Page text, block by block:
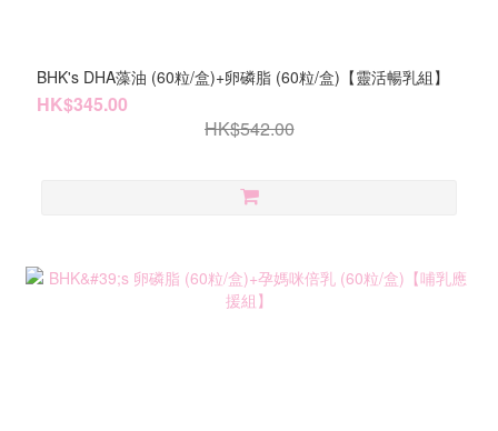
BHK's DHA藻油 (60粒/盒)+卵磷脂 (60粒/盒)【靈活暢乳組】
HK$345.00
HK$542.00